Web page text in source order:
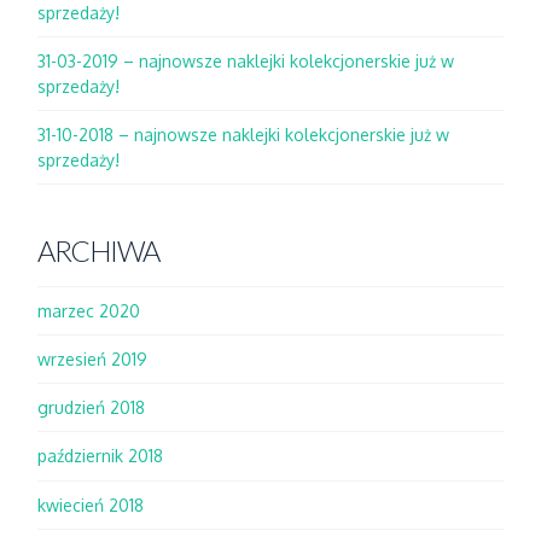
sprzedaży!
31-03-2019 – najnowsze naklejki kolekcjonerskie już w
sprzedaży!
31-10-2018 – najnowsze naklejki kolekcjonerskie już w
sprzedaży!
ARCHIWA
marzec 2020
wrzesień 2019
grudzień 2018
październik 2018
kwiecień 2018